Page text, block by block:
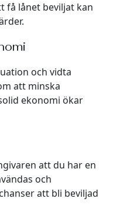
få lånet beviljat kan
och vidta
att minska
ekonomi ökar
att du har en
och
att bli beviljad